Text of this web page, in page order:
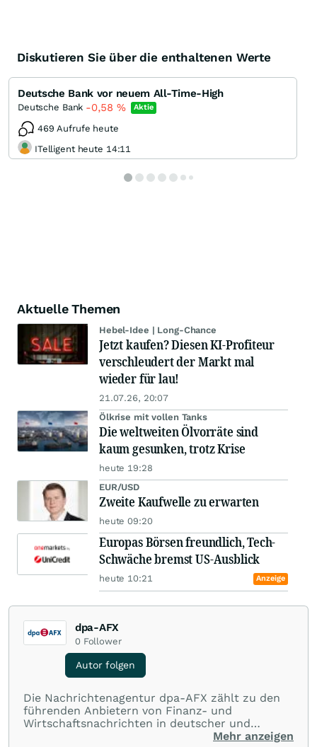
Diskutieren Sie über die enthaltenen Werte
Deutsche Bank vor neuem All-Time-High
Deutsche Bank -0,58 % Aktie
469 Aufrufe heute
ITelligent heute 14:11
Aktuelle Themen
Hebel-Idee | Long-Chance
Jetzt kaufen? Diesen KI-Profiteur
verschleudert der Markt mal
wieder für lau!
21.07.26, 20:07
Ölkrise mit vollen Tanks
Die weltweiten Ölvorräte sind
kaum gesunken, trotz Krise
heute 19:28
EUR/USD
Zweite Kaufwelle zu erwarten
heute 09:20
Europas Börsen freundlich, Tech-
Schwäche bremst US-Ausblick
heute 10:21 Anzeige
dpa-AFX
0 Follower
Autor folgen
Die Nachrichtenagentur dpa-AFX zählt zu den
führenden Anbietern von Finanz- und
Wirtschaftsnachrichten in deutscher und
englischer Sprache. Gestützt auf einMehr anzeigen